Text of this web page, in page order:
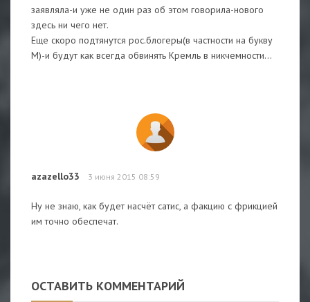
заявляла-и уже не один раз об этом говорила-нового
здесь ни чего нет.
Еще скоро подтянутся рос.блогеры(в частности на букву
М)-и будут как всегда обвинять Кремль в никчемности...
azazello33 3 июня 2015 08:59
Ну не знаю, как будет насчёт сатис, а факцию с фрикцией
им точно обеспечат.
ОСТАВИТЬ КОММЕНТАРИЙ